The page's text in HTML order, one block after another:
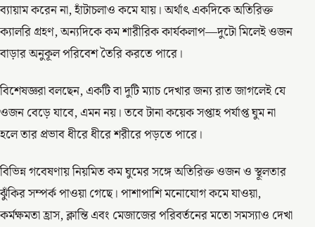
ব্যায়াম করেন না, হাঁটাচলাও কমে যায়। অর্থাৎ একদিকে অতিরিক্ত
ক্যালরি গ্রহণ, অন্যদিকে কম শারীরিক কার্যকলাপ—দুটো মিলেই ওজন
বাড়ার অনুকূল পরিবেশ তৈরি করতে পারে।
বিশেষজ্ঞরা বলছেন, একটি বা দুটি ম্যাচ দেখার জন্য রাত জাগলেই যে
ওজন বেড়ে যাবে, এমন নয়। তবে টানা কয়েক সপ্তাহ পর্যাপ্ত ঘুম না
হলে তার প্রভাব ধীরে ধীরে শরীরে পড়তে পারে।
বিভিন্ন গবেষণায় নিয়মিত কম ঘুমের সঙ্গে অতিরিক্ত ওজন ও স্থূলতার
ঝুঁকির সম্পর্ক পাওয়া গেছে। পাশাপাশি মনোযোগ কমে যাওয়া,
কর্মক্ষমতা হ্রাস, ক্লান্তি এবং মেজাজের পরিবর্তনের মতো সমস্যাও দেখা